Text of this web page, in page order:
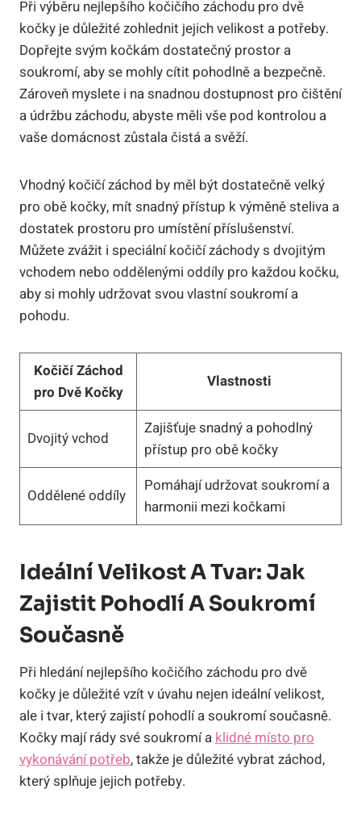
Při výběru nejlepšího kočičího záchodu pro dvě
kočky je důležité zohlednit jejich velikost a potřeby.
Dopřejte svým kočkám dostatečný prostor a
soukromí, aby se mohly cítit pohodlně a bezpečně.
Zároveň myslete i na snadnou dostupnost pro čištění
a údržbu záchodu, abyste měli vše pod kontrolou a
vaše domácnost zůstala čistá a svěží.
Vhodný kočičí záchod by měl být dostatečně velký
pro obě kočky, mít snadný přístup k výměně steliva a
dostatek prostoru pro umístění příslušenství.
Můžete zvážit i speciální kočičí záchody s dvojitým
vchodem nebo oddělenými oddíly pro každou kočku,
aby si mohly udržovat svou vlastní soukromí a
pohodu.
Kočičí Záchod
pro Dvě Kočky
Vlastnosti
Dvojitý vchod
Zajišťuje snadný a pohodlný
přístup pro obě kočky
Oddělené oddíly
Pomáhají udržovat soukromí a
harmonii mezi kočkami
Ideální Velikost A Tvar: Jak
Zajistit Pohodlí A Soukromí
Současně
Při hledání nejlepšího kočičího záchodu pro dvě
kočky je důležité vzít v úvahu nejen ideální velikost,
ale i tvar, který zajistí pohodlí a soukromí současně.
Kočky mají rády své soukromí a klidné místo pro
vykonávání potřeb, takže je důležité vybrat záchod,
který splňuje jejich potřeby.